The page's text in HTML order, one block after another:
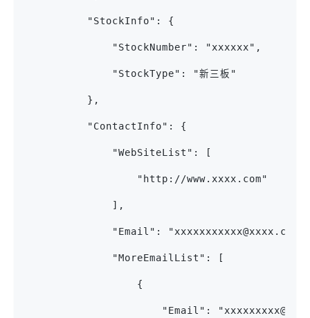
"StockInfo": {
"StockNumber": "xxxxxx",
"StockType": "新三板"
},
"ContactInfo": {
"WebSiteList": [
"http://www.xxxx.com"
],
"Email":
"MoreEmailList": [
{
"Email":